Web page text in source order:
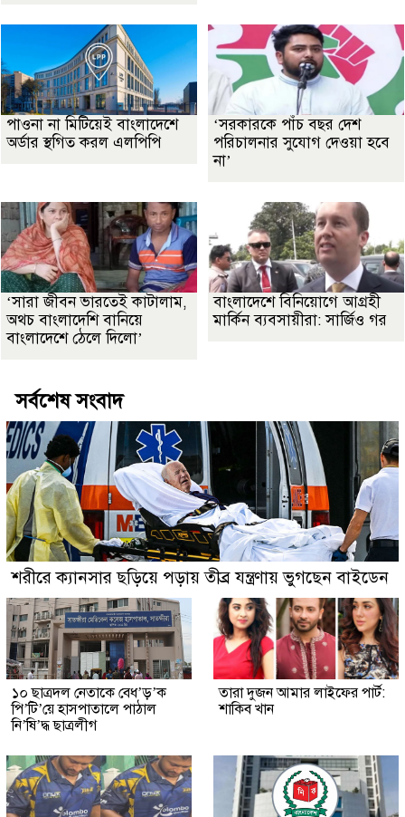
পাওনা না মিটিয়েই বাংলাদেশে
অর্ডার স্থগিত করল এলপিপি
‘সরকারকে পাঁচ বছর দেশ
পরিচালনার সুযোগ দেওয়া হবে
না’
‘সারা জীবন ভারতেই কাটালাম,
অথচ বাংলাদেশি বানিয়ে
বাংলাদেশে ঠেলে দিলো’
বাংলাদেশে বিনিয়োগে আগ্রহী
মার্কিন ব্যবসায়ীরা: সার্জিও গর
সর্বশেষ সংবাদ
শরীরে ক্যানসার ছড়িয়ে পড়ায় তীব্র যন্ত্রণায় ভুগছেন বাইডেন
১০ ছাত্রদল নেতাকে বেধ’ড়’ক
পি’টি’য়ে হাসপাতালে পাঠাল
নি’ষি’দ্ধ ছাত্রলীগ
তারা দুজন আমার লাইফের পার্ট:
শাকিব খান